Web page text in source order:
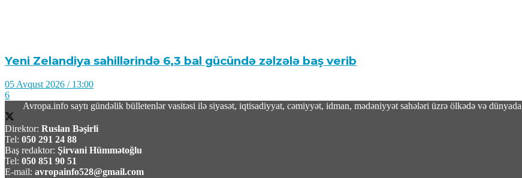
Yeni Zelandiya sahillərində 6,3 bal gücündə zəlzələ baş verib
05 Avqust 2026 / 13:00
6
Avropa.info saytı gündəlik bülletenlər vasitəsi ilə siyasət, iqtisadiyyat, cəmiyyət, idman, mədəniyyət sahələri üzrə ölkədə və
Direktor: Ruslan Bəşirli
Tel: 050 291 24 88
Baş redaktor: Şirvani Hümmətoğlu
Tel: 050 851 90 51
E-mail: avropainfo528@gmail.com